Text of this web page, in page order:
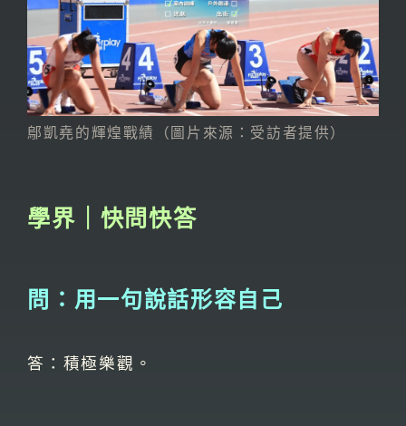
鄔凱堯的輝煌戰績（圖片來源：受訪者提供）
學界｜快問快答
問：用一句說話形容自己
答：積極樂觀。